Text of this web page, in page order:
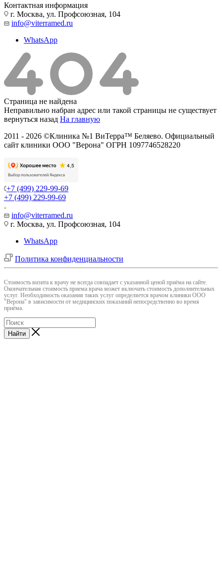
Контактная информация
г. Москва, ул. Профсоюзная, 104
info@viterramed.ru
WhatsApp
Страница не найдена
Неправильно набран адрес или такой страницы не существует
вернуться назад На главную
2011 - 2026 ©Клиника №1 ВиТерра™ Беляево. Официальный
сайт клиники ООО "Верона" ОГРН 1097746528220
+7 (499) 229-99-69
+7 (499) 229-99-69
info@viterramed.ru
г. Москва, ул. Профсоюзная, 104
WhatsApp
Политика конфиденциальности
Cтоимость визита к врачу не всегда совпадает с указанной ценой приёма на сайте.
Окончательная стоимость приема врача может включать стоимость дополнительных
услуг. Необходимость оказания таких услуг определяется врачом клиники ООО
"Верона" в зависимости от медицинских показаний непосредственно во время
приёма.
Найти